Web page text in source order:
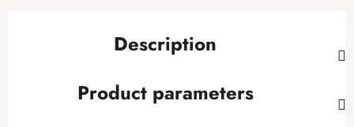
Description
Product parameters